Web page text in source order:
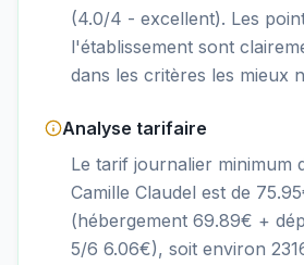
(4.0/4 - excellent). Les
l'établissement sont
dans les critères les mieux
Analyse tarifaire
Le tarif journalier minimum
Camille Claudel est de
(hébergement 69.89€ +
5/6 6.06€), soit environ